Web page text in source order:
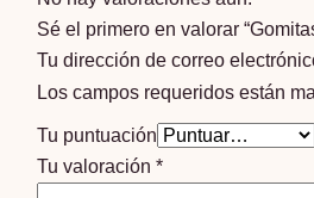
Sé el primero en valorar
Tu dirección de correo
Los campos requeridos están
Tu puntuación
Tu valoración*